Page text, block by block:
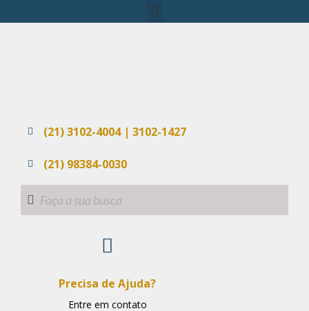
(21) 3102-4004 | 3102-1427
(21) 98384-0030
Precisa de Ajuda?
Entre em contato